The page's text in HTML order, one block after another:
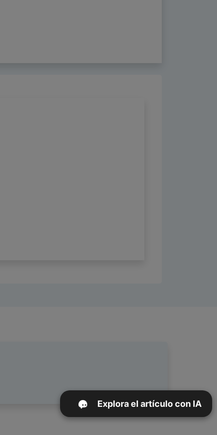
Explora el artículo con IA